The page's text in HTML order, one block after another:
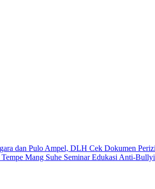
Pulo Ampel, DLH Cek Dokumen Perizinan
Mang Suhe Seminar Edukasi Anti-Bullying: